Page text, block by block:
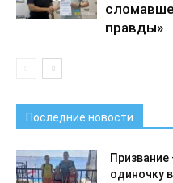
правды»
Последние новости
одиночку